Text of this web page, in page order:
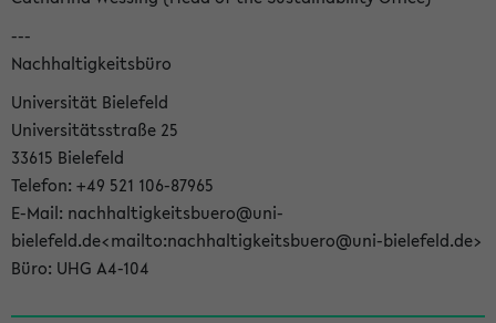
---
Nachhaltigkeitsbüro
Universität Bielefeld
Universitätsstraße 25
33615 Bielefeld
Telefon: +49 521 106-87965
E-Mail: nachhaltigkeitsbuero@uni-
bielefeld.de<mailto:nachhaltigkeitsbuero@uni-bielefeld.de>
Büro: UHG A4-104